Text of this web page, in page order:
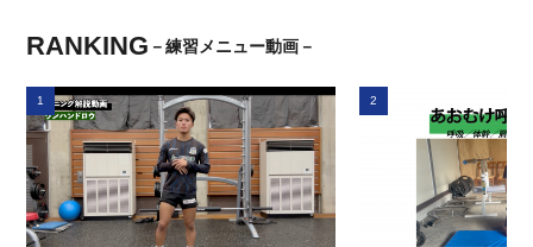
RANKING －練習メニュー動画－
1 2